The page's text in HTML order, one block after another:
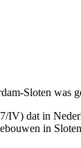
Sloten was
dat in
in